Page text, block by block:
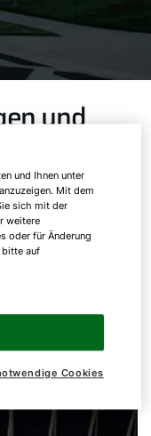
und
für den
mit
Sie passende
und Ihnen unter
Mit dem
sich mit der
weitere
oder für Änderung
bitte auf
Cookies